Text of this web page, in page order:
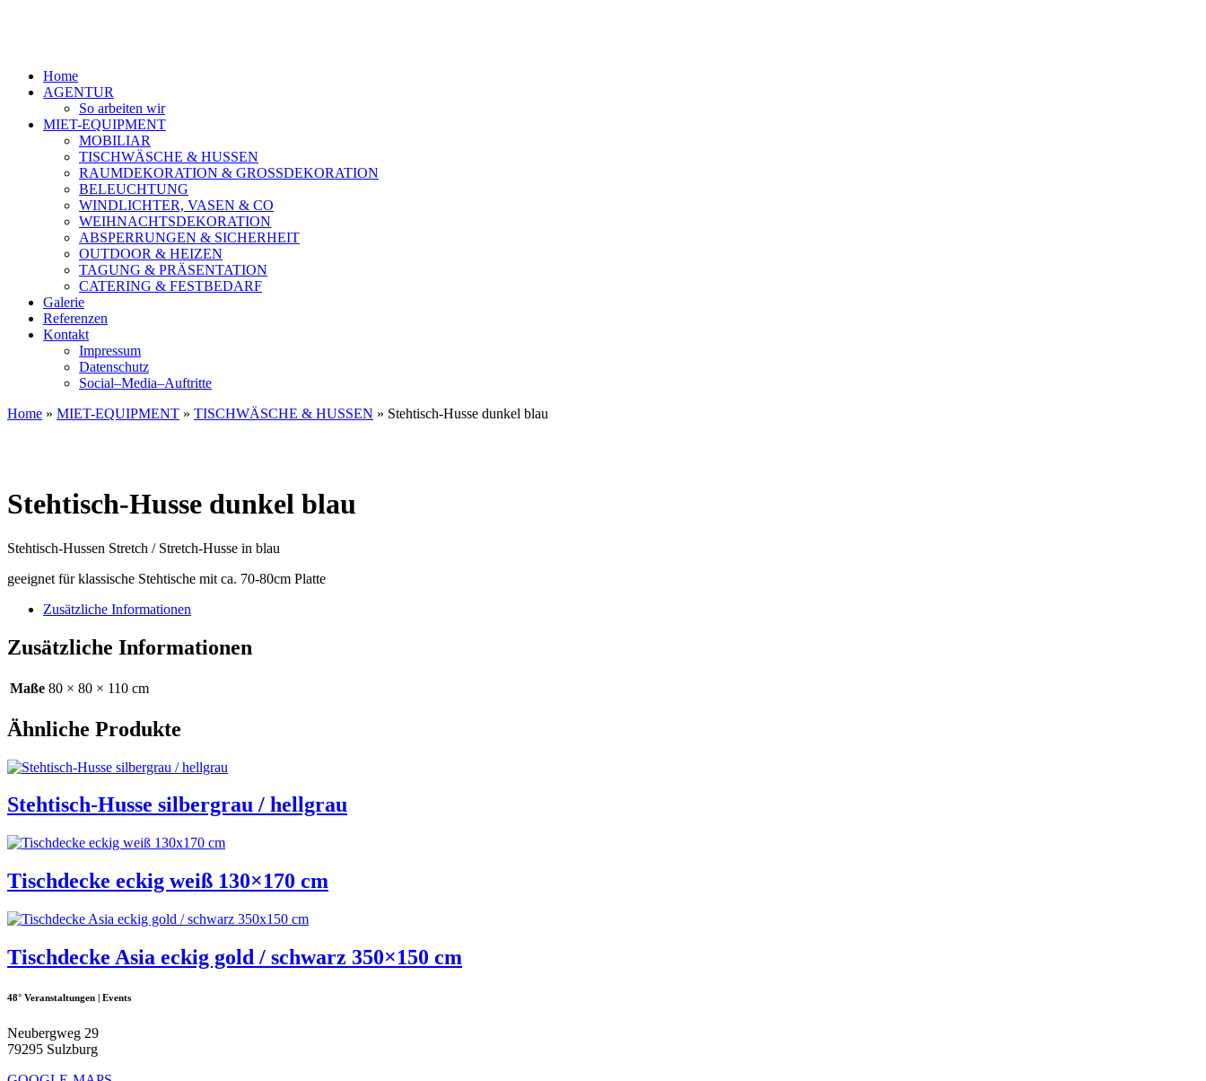
Home
AGENTUR
So arbeiten wir
MIET-EQUIPMENT
MOBILIAR
TISCHWÄSCHE & HUSSEN
RAUMDEKORATION & GROSSDEKORATION
BELEUCHTUNG
WINDLICHTER, VASEN & CO
WEIHNACHTSDEKORATION
ABSPERRUNGEN & SICHERHEIT
OUTDOOR & HEIZEN
TAGUNG & PRÄSENTATION
CATERING & FESTBEDARF
Galerie
Referenzen
Kontakt
Impressum
Datenschutz
Social–Media–Auftritte
Home » MIET-EQUIPMENT » TISCHWÄSCHE & HUSSEN » Stehtisch-Husse dunkel blau
Stehtisch-Husse dunkel blau
Stehtisch-Hussen Stretch / Stretch-Husse in blau
geeignet für klassische Stehtische mit ca. 70-80cm Platte
Zusätzliche Informationen
Zusätzliche Informationen
Maße 80 × 80 × 110 cm
Ähnliche Produkte
Stehtisch-Husse silbergrau / hellgrau
Tischdecke eckig weiß 130×170 cm
Tischdecke Asia eckig gold / schwarz 350×150 cm
48° Veranstaltungen | Events
Neubergweg 29
79295 Sulzburg